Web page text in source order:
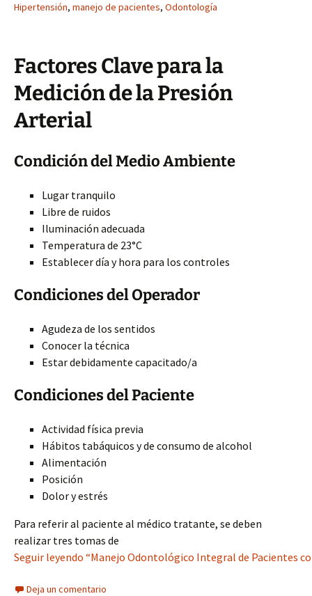
Hipertensión, manejo de pacientes, Odontología
Factores Clave para la
Medición de la Presión
Arterial
Condición del Medio Ambiente
Lugar tranquilo
Libre de ruidos
Iluminación adecuada
Temperatura de 23°C
Establecer día y hora para los controles
Condiciones del Operador
Agudeza de los sentidos
Conocer la técnica
Estar debidamente capacitado/a
Condiciones del Paciente
Actividad física previa
Hábitos tabáquicos y de consumo de alcohol
Alimentación
Posición
Dolor y estrés
Para referir al paciente al médico tratante, se deben
realizar tres tomas de
Seguir leyendo “Manejo Odontológico Integral de Pacientes
Deja un comentario